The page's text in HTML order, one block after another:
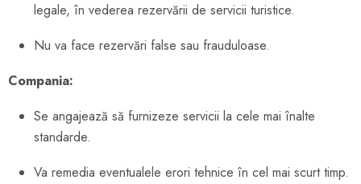
legale, în vederea rezervării de servicii turistice.
Nu va face rezervări false sau frauduloase.
Compania:
Se angajează să furnizeze servicii la cele mai înalte
standarde.
Va remedia eventualele erori tehnice în cel mai scurt timp.